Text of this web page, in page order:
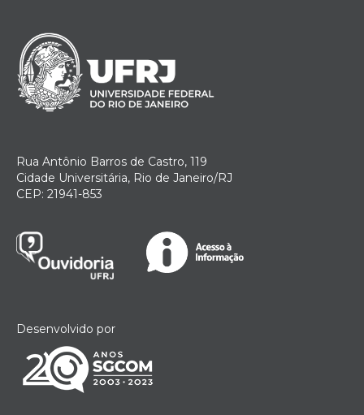
Rua Antônio Barros de Castro, 119
Cidade Universitária, Rio de Janeiro/RJ
CEP: 21941-853
Desenvolvido por